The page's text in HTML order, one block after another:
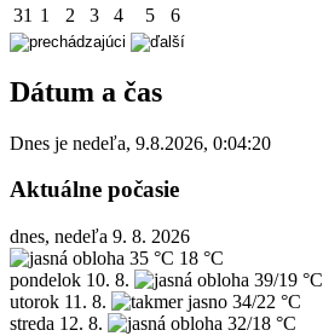
31 1 2 3 4 5 6
Dátum a čas
Dnes je nedeľa, 9.8.2026, 0:04:20
Aktuálne počasie
dnes, nedeľa 9. 8. 2026
35 °C 18 °C
pondelok 10. 8.
39/19 °C
utorok 11. 8.
34/22 °C
streda 12. 8. 32/18 °C